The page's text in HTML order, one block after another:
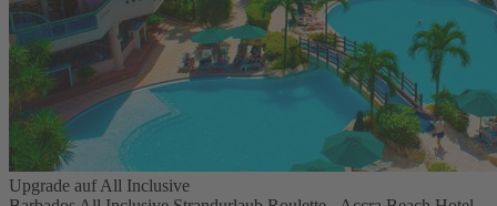
Upgrade auf All Inclusive